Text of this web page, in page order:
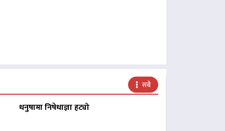
सबै
धनुषामा निषेधाज्ञा हट्यो